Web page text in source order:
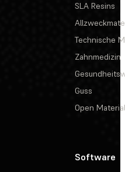
SLA Resins
Technische
Zahnmedizin
Guss
Open
Software